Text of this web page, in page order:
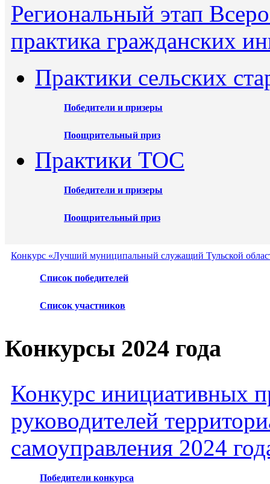
Региональный этап
практика гражданских
Практики сельских
Победители и призеры
Поощрительный приз
Практики ТОС
Победители и призеры
Поощрительный приз
Конкурс «Лучший муниципальный служащий Тульской
Список победителей
Список участников
Конкурсы 2024 года
Конкурс инициативных
руководителей
самоуправления 2024
Победители конкурса